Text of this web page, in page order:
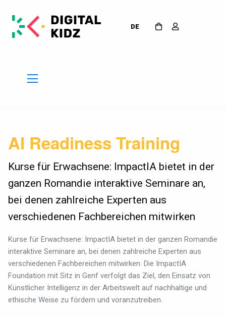
DE
AI Readiness Training
Kurse für Erwachsene: ImpactIA bietet in der
ganzen Romandie interaktive Seminare an,
bei denen zahlreiche Experten aus
verschiedenen Fachbereichen mitwirken
Kurse für Erwachsene: ImpactIA bietet in der ganzen Romandie
interaktive Seminare an, bei denen zahlreiche Experten aus
verschiedenen Fachbereichen mitwirken. Die ImpactIA
Foundation mit Sitz in Genf verfolgt das Ziel, den Einsatz von
Künstlicher Intelligenz in der Arbeitswelt auf nachhaltige und
ethische Weise zu fördern und voranzutreiben.